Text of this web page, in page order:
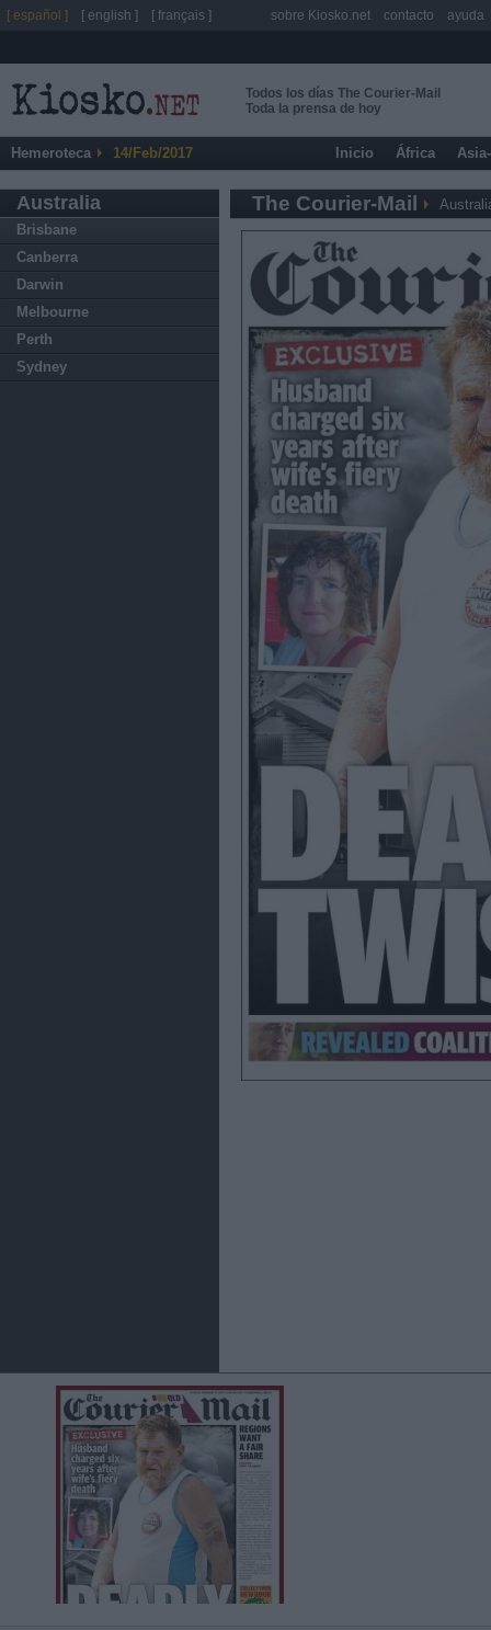
Todos los días The Courier-Mail
Toda la prensa de hoy
Hemeroteca 14/Feb/2017 Inicio África
Australia
Brisbane
Canberra
Darwin
Melbourne
Perth
Sydney
The Courier-Mail
[ español ] [ english ] [ français ] sobre Kiosko.net contacto ayuda